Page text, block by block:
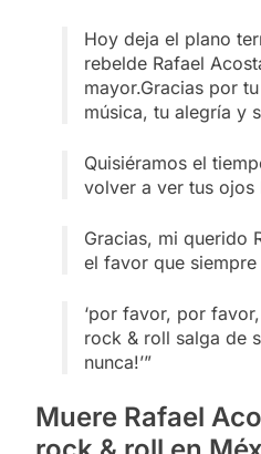
Hoy deja el plano
rebelde Rafael
mayor.Gracias por
música, tu alegría y
Quisiéramos el
volver a ver tus ojos
Gracias, mi querido
el favor que
‘por favor, por
rock & roll salga de
nunca!’”
Muere Rafael